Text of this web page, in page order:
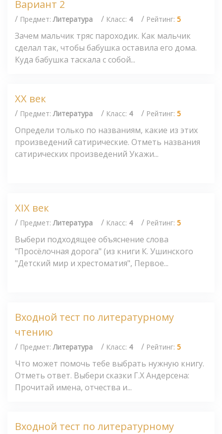
Вариант 2
/ Предмет:Литература / Класс: 4 / Рейтинг: 5
Зачем мальчик тряс пароходик. Как мальчик
сделал так, чтобы бабушка оставила его дома.
Куда бабушка таскала с собой...
XX век
/ Предмет:Литература / Класс: 4 / Рейтинг: 5
Определи только по названиям, какие из этих
произведений сатирические. Отметь названия
сатирических произведений Укажи...
XIX век
/ Предмет:Литература / Класс: 4 / Рейтинг: 5
Выбери подходящее объяснение слова
"Просёлочная дорога" (из книги К. Ушинского
"Детский мир и хрестоматия", Первое...
Входной тест по литературному
чтению
/ Предмет:Литература / Класс: 4 / Рейтинг: 5
Что может помочь тебе выбрать нужную книгу.
Отметь ответ. Выбери сказки Г.Х Андерсена:
Прочитай имена, отчества и...
Входной тест по литературному